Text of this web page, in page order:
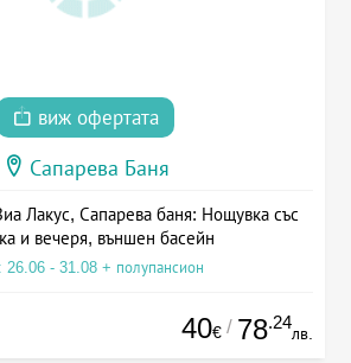
виж офертата
Сапарева Баня
Лакус, Сапарева баня: Нощувка със
и вечеря, външен басейн
26.06 - 31.08 + полупансион
40€ / 78.24
лв.